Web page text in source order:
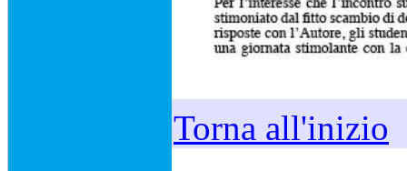
Torna all'inizio